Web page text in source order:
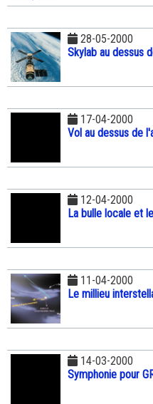
28-05-2000
Skylab au dessus
17-04-2000
Vol au dessus de
12-04-2000
La bulle locale et
11-04-2000
Le millieu
14-03-2000
Symphonie pour